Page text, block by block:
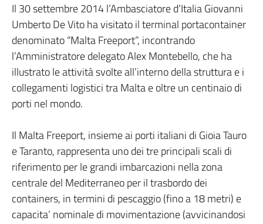
Il 30 settembre 2014 l’Ambasciatore d’Italia Giovanni
Umberto De Vito ha visitato il terminal portacontainer
denominato “Malta Freeport”, incontrando
l’Amministratore delegato Alex Montebello, che ha
illustrato le attività svolte all’interno della struttura e i
collegamenti logistici tra Malta e oltre un centinaio di
porti nel mondo.
Il Malta Freeport, insieme ai porti italiani di Gioia Tauro
e Taranto, rappresenta uno dei tre principali scali di
riferimento per le grandi imbarcazioni nella zona
centrale del Mediterraneo per il trasbordo dei
containers, in termini di pescaggio (fino a 18 metri) e
capacita’ nominale di movimentazione (avvicinandosi